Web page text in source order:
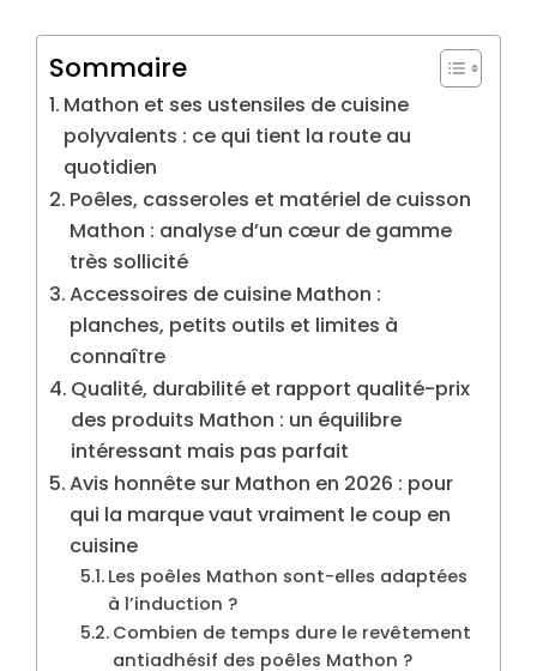
Sommaire
Mathon et ses ustensiles de cuisine
polyvalents : ce qui tient la route au
quotidien
Poêles, casseroles et matériel de cuisson
Mathon : analyse d’un cœur de gamme
très sollicité
Accessoires de cuisine Mathon :
planches, petits outils et limites à
connaître
Qualité, durabilité et rapport qualité-prix
des produits Mathon : un équilibre
intéressant mais pas parfait
Avis honnête sur Mathon en 2026 : pour
qui la marque vaut vraiment le coup en
cuisine
Les poêles Mathon sont-elles adaptées
à l’induction ?
Combien de temps dure le revêtement
antiadhésif des poêles Mathon ?